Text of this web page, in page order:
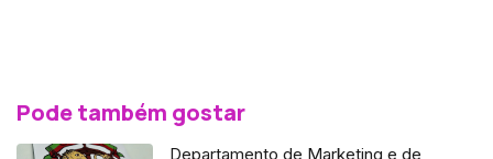
Pode também gostar
Departamento de Marketing e de